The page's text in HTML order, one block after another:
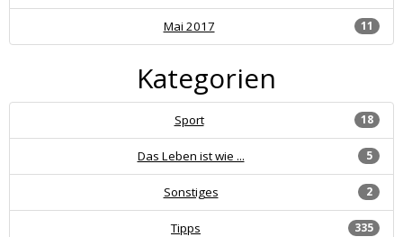
11
Mai 2017
Kategorien
18
Sport
5
Das Leben ist wie ...
2
Sonstiges
335
Tipps